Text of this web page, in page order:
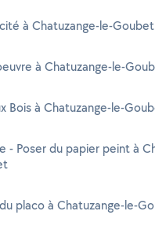
à Chatuzange-le-Goubet
à Chatuzange-le-
Bois à Chatuzange-le-
- Poser du papier peint à
placo à Chatuzange-le-